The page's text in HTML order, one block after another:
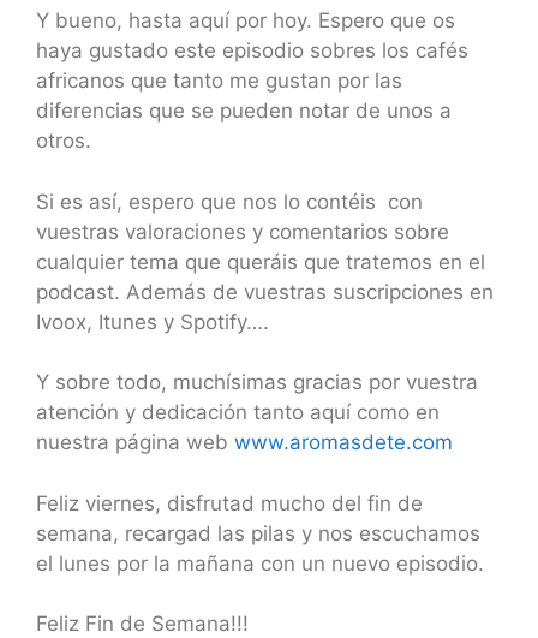
Y bueno, hasta aquí por hoy. Espero que os
haya gustado este episodio sobres los cafés
africanos que tanto me gustan por las
diferencias que se pueden notar de unos a
otros.
Si es así, espero que nos lo contéis con
vuestras valoraciones y comentarios sobre
cualquier tema que queráis que tratemos en el
podcast. Además de vuestras suscripciones en
Ivoox, Itunes y Spotify….
Y sobre todo, muchísimas gracias por vuestra
atención y dedicación tanto aquí como en
nuestra página web www.aromasdete.com
Feliz viernes, disfrutad mucho del fin de
semana, recargad las pilas y nos escuchamos
el lunes por la mañana con un nuevo episodio.
Feliz Fin de Semana!!!